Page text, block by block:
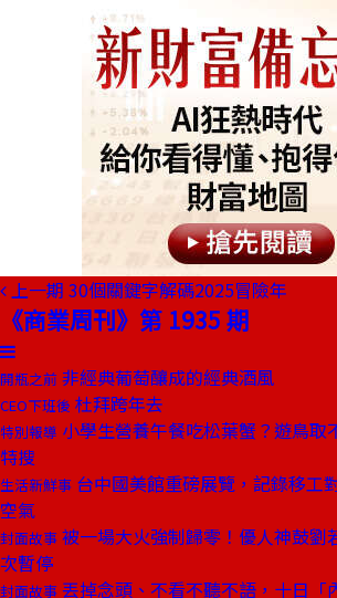
上一期 30個關鍵字解碼2025冒險年
《商業周刊》第 1935 期
開瓶之前 非經典葡萄釀成的經典酒風
CEO下班後 杜拜跨年去
特別報導 小學生營養午餐吃松葉蟹？遊鳥取
特搜
生活新鮮事 台中國美館重磅展覽，記錄移工
空氣
封面故事 被一場大火強制歸零！優人神鼓劉
次暫停
封面故事 丟掉念頭、不看不聽不語，十日「